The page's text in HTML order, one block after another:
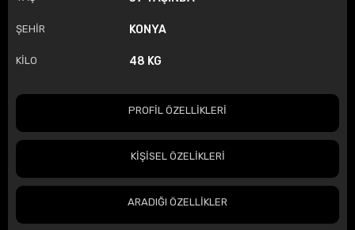
ŞEHİR KONYA
KİLO 48 KG
PROFİL ÖZELLİKLERİ
KİŞİSEL ÖZELİKLERİ
ARADIĞI ÖZELLİKLER